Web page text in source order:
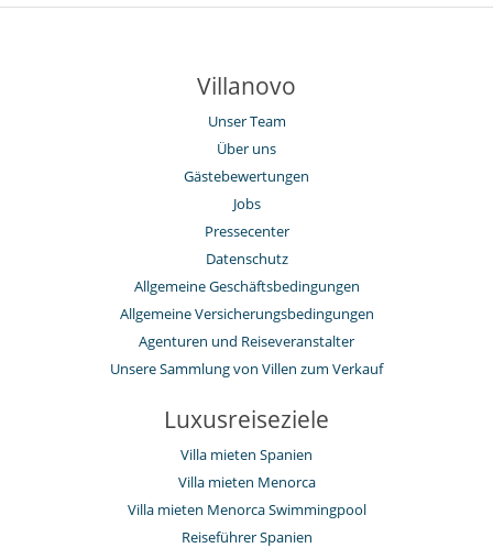
Villanovo
Unser Team
Über uns
Gästebewertungen
Jobs
Pressecenter
Datenschutz
Allgemeine Geschäftsbedingungen
Allgemeine Versicherungsbedingungen
Agenturen und Reiseveranstalter
Unsere Sammlung von Villen zum Verkauf
Luxusreiseziele
Villa mieten Spanien
Villa mieten Menorca
Villa mieten Menorca Swimmingpool
Reiseführer Spanien